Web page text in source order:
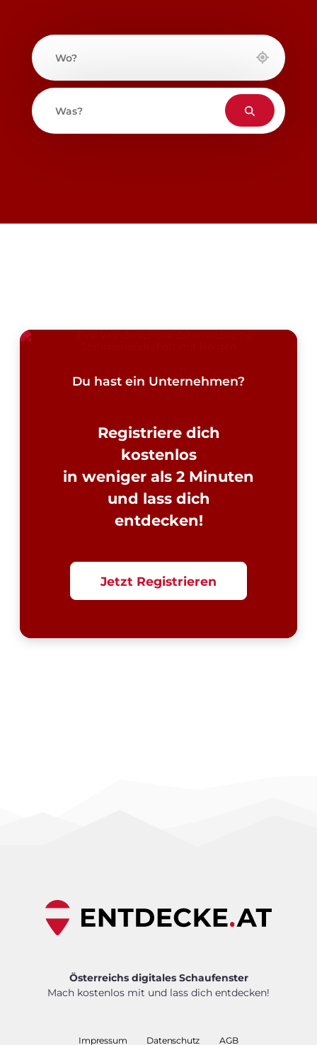
Wo?
Was?
Du hast ein Unternehmen?
Registriere dich
kostenlos
in weniger als 2 Minuten
und lass dich
entdecken!
Jetzt Registrieren
Österreichs digitales Schaufenster
Mach kostenlos mit und lass dich entdecken!
Impressum Datenschutz AGB